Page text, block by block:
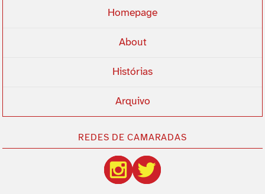
Homepage
About
Histórias
Arquivo
REDES DE CAMARADAS